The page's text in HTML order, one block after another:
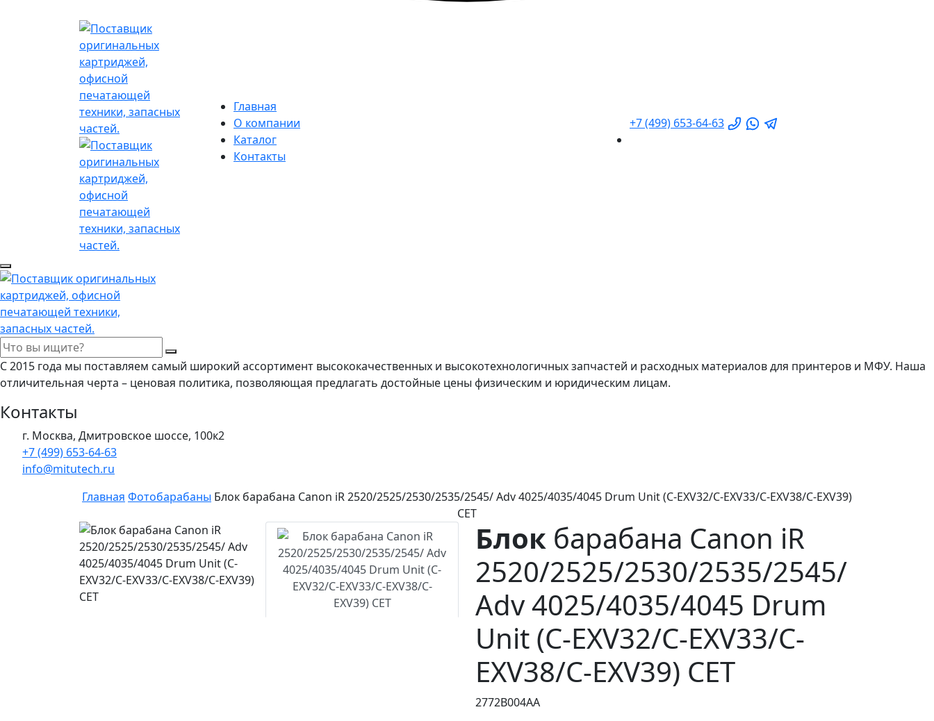
Главная
О компании
Каталог
Контакты
+7 (499) 653-64-63
С 2015 года мы поставляем самый широкий ассортимент высококачественных и высокотехнологичных запчастей и расходных материалов для принтеров и МФУ. Наша
отличительная черта – ценовая политика, позволяющая предлагать достойные цены физическим и юридическим лицам.
Контакты
г. Москва, Дмитровское шоссе, 100к2
+7 (499) 653-64-63
info@mitutech.ru
Главная Фотобарабаны Блок барабана Canon iR 2520/2525/2530/2535/2545/ Adv 4025/4035/4045 Drum Unit (C-EXV32/C-EXV33/C-EXV38/C-EXV39)
CET
Блок барабана Canon iR
2520/2525/2530/2535/2545/
Adv 4025/4035/4045 Drum
Unit (C-EXV32/C-EXV33/C-
EXV38/C-EXV39) CET
2772B004AA